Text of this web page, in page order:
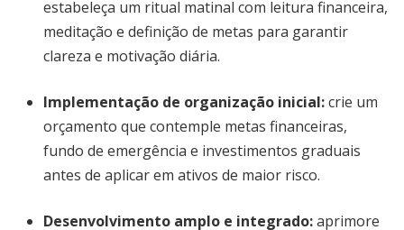
estabeleça um ritual matinal com leitura financeira,
meditação e definição de metas para garantir
clareza e motivação diária.
Implementação de organização inicial:crie um
orçamento que contemple metas financeiras,
fundo de emergência e investimentos graduais
antes de aplicar em ativos de maior risco.
Desenvolvimento amplo e integrado:aprimore